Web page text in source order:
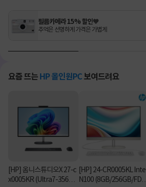
필름카메라 15% 할인🧡
추억은 선명하게 가격은 가볍게
요즘 뜨는 HP 올인원PC 보여드려요
[HP] 옴니스튜디오X 27-c
x0005KR (Ultra7-356H/
[HP] 24-CR0005KL Intel
N100 (8GB/256GB/FD)